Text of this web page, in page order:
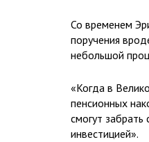
Со временем
поручения
небольшой
«Когда в
пенсионных
смогут
инвестицией».